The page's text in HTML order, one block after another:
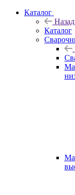
Каталог
Назад
Каталог